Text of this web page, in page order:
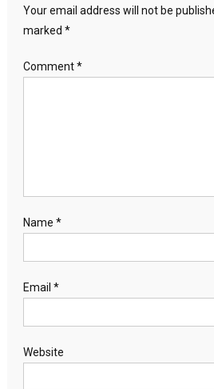
Your email address will not be
marked *
Comment*
Name *
Email *
Website